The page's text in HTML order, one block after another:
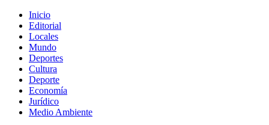
Inicio
Editorial
Locales
Mundo
Deportes
Cultura
Deporte
Economía
Jurídico
Medio Ambiente